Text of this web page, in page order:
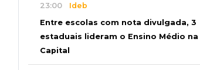
23:00 Ideb
Entre escolas com nota divulgada, 3
estaduais lideram o Ensino Médio na
Capital